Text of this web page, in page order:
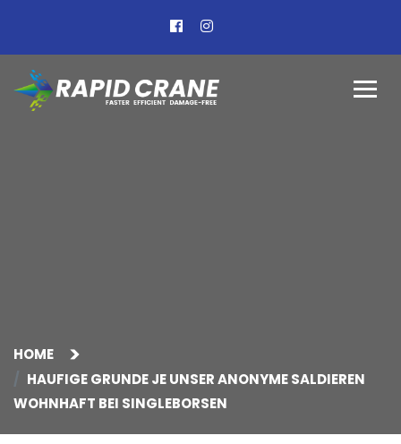
HOME
HAUFIGE GRUNDE JE UNSER ANONYME SALDIEREN
WOHNHAFT BEI SINGLEBORSEN